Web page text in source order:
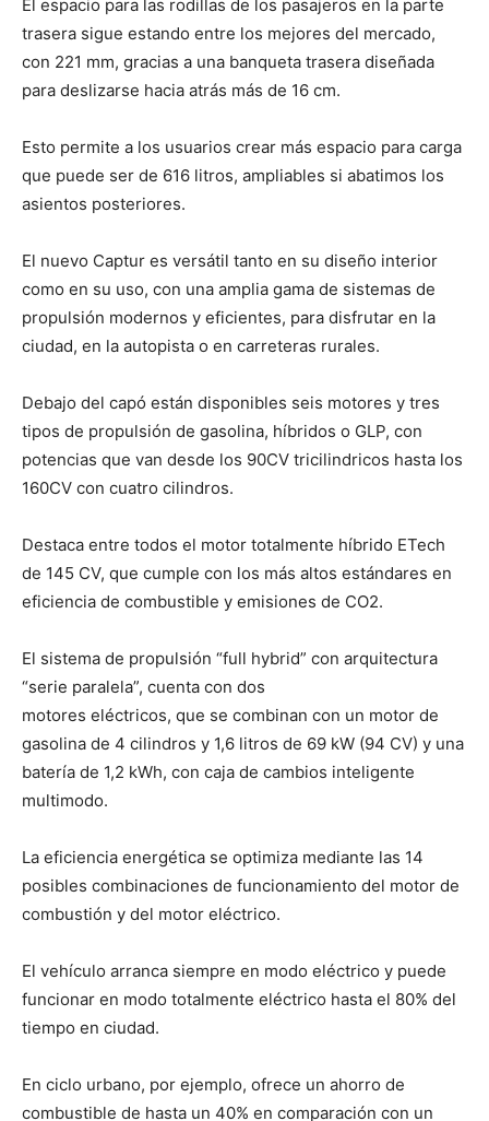
El espacio para las rodillas de los pasajeros en la parte
trasera sigue estando entre los mejores del mercado,
con 221 mm, gracias a una banqueta trasera diseñada
para deslizarse hacia atrás más de 16 cm.
Esto permite a los usuarios crear más espacio para carga
que puede ser de 616 litros, ampliables si abatimos los
asientos posteriores.
El nuevo Captur es versátil tanto en su diseño interior
como en su uso, con una amplia gama de sistemas de
propulsión modernos y eficientes, para disfrutar en la
ciudad, en la autopista o en carreteras rurales.
Debajo del capó están disponibles seis motores y tres
tipos de propulsión de gasolina, híbridos o GLP, con
potencias que van desde los 90CV tricilindricos hasta los
160CV con cuatro cilindros.
Destaca entre todos el motor totalmente híbrido E­Tech
de 145 CV, que cumple con los más altos estándares en
eficiencia de combustible y emisiones de CO2.
El sistema de propulsión “full hybrid” con arquitectura
“serie paralela”, cuenta con dos
motores eléctricos, que se combinan con un motor de
gasolina de 4 cilindros y 1,6 litros de 69 kW (94 CV) y una
batería de 1,2 kWh, con caja de cambios inteligente
multimodo.
La eficiencia energética se optimiza mediante las 14
posibles combinaciones de funcionamiento del motor de
combustión y del motor eléctrico.
El vehículo arranca siempre en modo eléctrico y puede
funcionar en modo totalmente eléctrico hasta el 80% del
tiempo en ciudad.
En ciclo urbano, por ejemplo, ofrece un ahorro de
combustible de hasta un 40% en comparación con un